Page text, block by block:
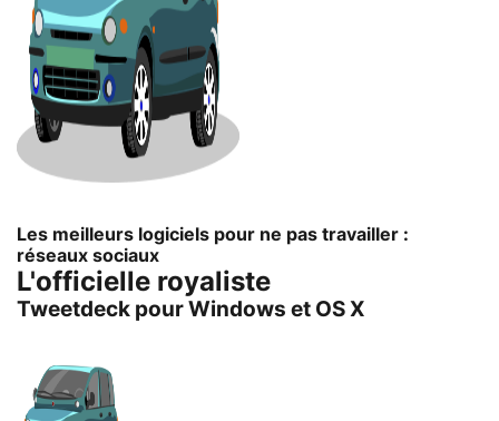
Les meilleurs logiciels pour ne pas travailler :
réseaux sociaux
L'officielle royaliste
Tweetdeck pour Windows et OS X